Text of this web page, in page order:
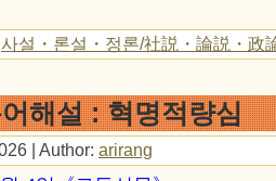
사설・론설・정론/社説・論説・政
해설 : 혁명적량심
| Author: arirang